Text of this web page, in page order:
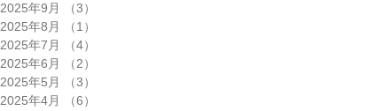
2025年9月
（3）
2025年8月
（1）
2025年7月
（4）
2025年6月
（2）
2025年5月
（3）
2025年4月
（6）